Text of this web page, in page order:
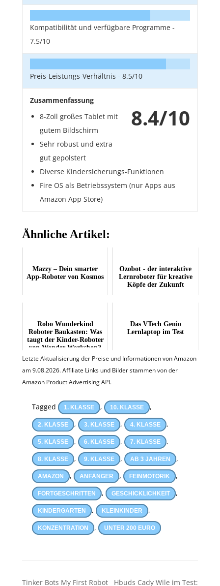
Kompatibilität und verfügbare Programme -
7.5/10
Preis-Leistungs-Verhältnis - 8.5/10
8.4/10
Zusammenfassung
8-Zoll großes Tablet mit
gutem Bildschirm
Sehr robust und extra
gut gepolstert
Diverse Kindersicherungs-Funktionen
Fire OS als Betriebssystem (nur Apps aus
Amazon App Store)
Ähnliche Artikel:
Mazzy – Dein smarter
App-Roboter von Kosmos
Ozobot - der interaktive
Lernroboter für kreative
Köpfe der Zukunft
Robo Wunderkind
Roboter Baukasten: Was
taugt der Kinder-Roboter
von Wonder Workshop?
Das VTech Genio
Lernlaptop im Test
Letzte Aktualisierung der Preise und Informationen von Amazon
am 9.08.2026. Affiliate Links und Bilder stammen von der
Amazon Product Advertising API.
Tagged 1. KLASSE , 10. KLASSE ,
2. KLASSE , 3. KLASSE , 4. KLASSE ,
5. KLASSE , 6. KLASSE , 7. KLASSE ,
8. KLASSE , 9. KLASSE , AB 3 JAHREN ,
AMAZON , ANFÄNGER , FEINMOTORIK ,
FORTGESCHRITTEN , GESCHICKLICHKEIT ,
KINDERGARTEN , KLEINKINDER ,
KONZENTRATION , UNTER 200 EURO
Tinker Bots My First Robot
Hbuds Cady Wile im Test: